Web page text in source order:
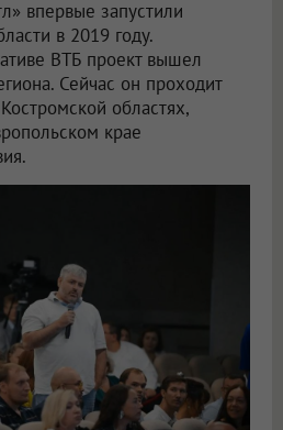
впервые запустили
в 2019 году.
ВТБ проект вышел
Сейчас он проходит
областях,
крае